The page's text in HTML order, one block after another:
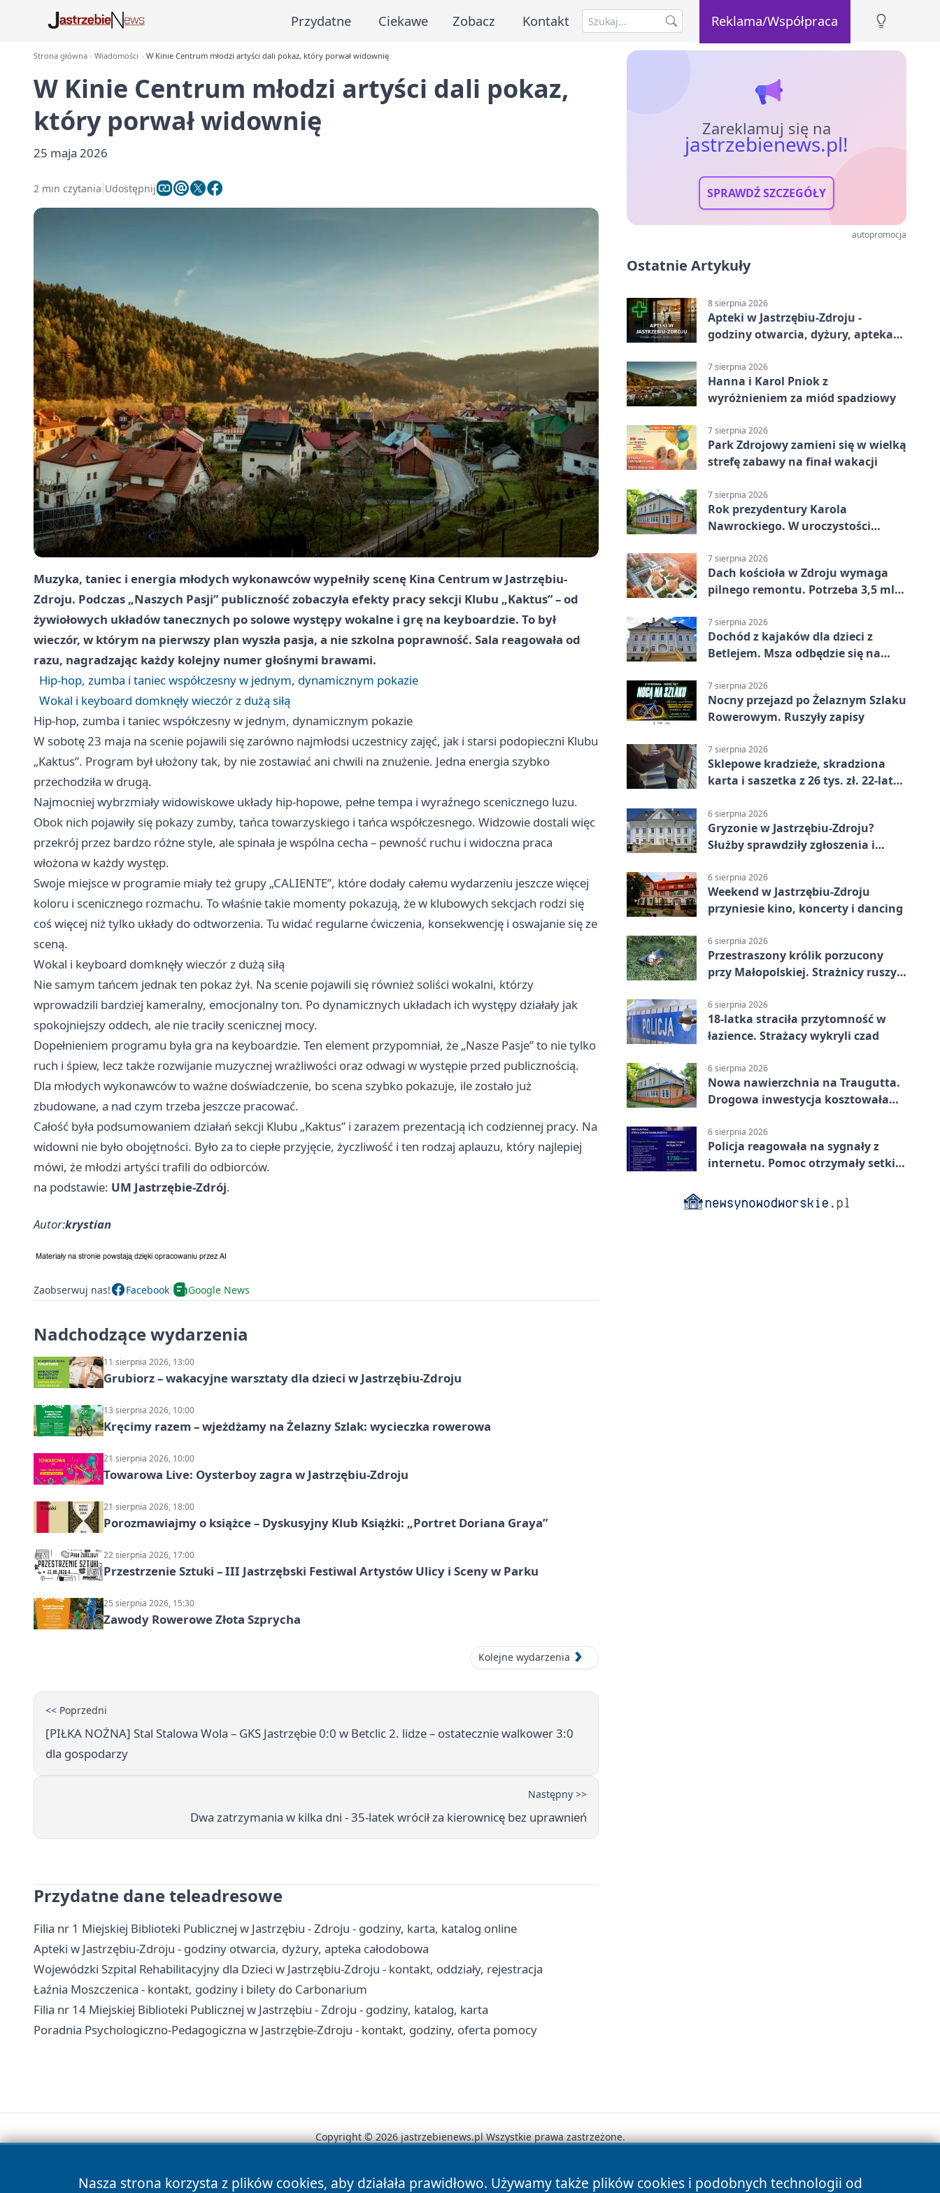
Przydatne Ciekawe Zobacz Kontakt Reklama/Współpraca
Strona główna Wiadomości W Kinie Centrum młodzi artyści dali pokaz, który porwał widownię
W Kinie Centrum młodzi artyści dali pokaz,
który porwał widownię
25 maja 2026
2 min czytania Udostępnij
Muzyka, taniec i energia młodych wykonawców wypełniły scenę Kina Centrum w Jastrzębiu-
Zdroju. Podczas „Naszych Pasji” publiczność zobaczyła efekty pracy sekcji Klubu „Kaktus” – od
żywiołowych układów tanecznych po solowe występy wokalne i grę na keyboardzie. To był
wieczór, w którym na pierwszy plan wyszła pasja, a nie szkolna poprawność. Sala reagowała od
razu, nagradzając każdy kolejny numer głośnymi brawami.
Hip-hop, zumba i taniec współczesny w jednym, dynamicznym pokazie
Wokal i keyboard domknęły wieczór z dużą siłą
Hip-hop, zumba i taniec współczesny w jednym, dynamicznym pokazie
W sobotę 23 maja na scenie pojawili się zarówno najmłodsi uczestnicy zajęć, jak i starsi podopieczni Klubu
„Kaktus”. Program był ułożony tak, by nie zostawiać ani chwili na znużenie. Jedna energia szybko
przechodziła w drugą.
Najmocniej wybrzmiały widowiskowe układy hip-hopowe, pełne tempa i wyraźnego scenicznego luzu.
Obok nich pojawiły się pokazy zumby, tańca towarzyskiego i tańca współczesnego. Widzowie dostali więc
przekrój przez bardzo różne style, ale spinała je wspólna cecha – pewność ruchu i widoczna praca
włożona w każdy występ.
Swoje miejsce w programie miały też grupy „CALIENTE”, które dodały całemu wydarzeniu jeszcze więcej
koloru i scenicznego rozmachu. To właśnie takie momenty pokazują, że w klubowych sekcjach rodzi się
coś więcej niż tylko układy do odtworzenia. Tu widać regularne ćwiczenia, konsekwencję i oswajanie się ze
sceną.
Wokal i keyboard domknęły wieczór z dużą siłą
Nie samym tańcem jednak ten pokaz żył. Na scenie pojawili się również soliści wokalni, którzy
wprowadzili bardziej kameralny, emocjonalny ton. Po dynamicznych układach ich występy działały jak
spokojniejszy oddech, ale nie traciły scenicznej mocy.
Dopełnieniem programu była gra na keyboardzie. Ten element przypomniał, że „Nasze Pasje” to nie tylko
ruch i śpiew, lecz także rozwijanie muzycznej wrażliwości oraz odwagi w występie przed publicznością.
Dla młodych wykonawców to ważne doświadczenie, bo scena szybko pokazuje, ile zostało już
zbudowane, a nad czym trzeba jeszcze pracować.
Całość była podsumowaniem działań sekcji Klubu „Kaktus” i zarazem prezentacją ich codziennej pracy. Na
widowni nie było obojętności. Było za to ciepłe przyjęcie, życzliwość i ten rodzaj aplauzu, który najlepiej
mówi, że młodzi artyści trafili do odbiorców.
na podstawie: UM Jastrzębie-Zdrój.
Autor:krystian
Zaobserwuj nas! Facebook Google News
Nadchodzące wydarzenia
11 sierpnia 2026, 13:00
Grubiorz – wakacyjne warsztaty dla dzieci w Jastrzębiu-Zdroju
13 sierpnia 2026, 10:00
Kręcimy razem – wjeżdżamy na Żelazny Szlak: wycieczka rowerowa
21 sierpnia 2026, 10:00
Towarowa Live: Oysterboy zagra w Jastrzębiu-Zdroju
21 sierpnia 2026, 18:00
Porozmawiajmy o książce – Dyskusyjny Klub Książki: „Portret Doriana Graya”
22 sierpnia 2026, 17:00
Przestrzenie Sztuki – III Jastrzębski Festiwal Artystów Ulicy i Sceny w Parku
25 sierpnia 2026, 15:30
Zawody Rowerowe Złota Szprycha
Kolejne wydarzenia
<< Poprzedni
[PIŁKA NOŻNA] Stal Stalowa Wola – GKS Jastrzębie 0:0 w Betclic 2. lidze – ostatecznie walkower 3:0
dla gospodarzy
Następny >>
Dwa zatrzymania w kilka dni - 35-latek wrócił za kierownicę bez uprawnień
Przydatne dane teleadresowe
Filia nr 1 Miejskiej Biblioteki Publicznej w Jastrzębiu - Zdroju - godziny, karta, katalog online
Apteki w Jastrzębiu-Zdroju - godziny otwarcia, dyżury, apteka całodobowa
Wojewódzki Szpital Rehabilitacyjny dla Dzieci w Jastrzębiu-Zdroju - kontakt, oddziały, rejestracja
Łaźnia Moszczenica - kontakt, godziny i bilety do Carbonarium
Filia nr 14 Miejskiej Biblioteki Publicznej w Jastrzębiu - Zdroju - godziny, katalog, karta
Poradnia Psychologiczno-Pedagogiczna w Jastrzębie-Zdroju - kontakt, godziny, oferta pomocy
Zareklamuj się na
jastrzebienews.pl!
SPRAWDŹ SZCZEGÓŁY
autopromocja
Ostatnie Artykuły
8 sierpnia 2026
Apteki w Jastrzębiu-Zdroju -
godziny otwarcia, dyżury, apteka
7 sierpnia 2026
Hanna i Karol Pniok z
wyróżnieniem za miód spadziowy
7 sierpnia 2026
Park Zdrojowy zamieni się w wielką
strefę zabawy na finał wakacji
7 sierpnia 2026
Rok prezydentury Karola
Nawrockiego. W uroczystości
7 sierpnia 2026
Dach kościoła w Zdroju wymaga
pilnego remontu. Potrzeba 3,5 mln
7 sierpnia 2026
Dochód z kajaków dla dzieci z
Betlejem. Msza odbędzie się na
7 sierpnia 2026
Nocny przejazd po Żelaznym Szlaku
Rowerowym. Ruszyły zapisy
7 sierpnia 2026
Sklepowe kradzieże, skradziona
karta i saszetka z 26 tys. zł. 22-latek
6 sierpnia 2026
Gryzonie w Jastrzębiu-Zdroju?
Służby sprawdziły zgłoszenia i
6 sierpnia 2026
Weekend w Jastrzębiu-Zdroju
przyniesie kino, koncerty i dancing
6 sierpnia 2026
Przestraszony królik porzucony
przy Małopolskiej. Strażnicy ruszyli
6 sierpnia 2026
18-latka straciła przytomność w
łazience. Strażacy wykryli czad
6 sierpnia 2026
Nowa nawierzchnia na Traugutta.
Drogowa inwestycja kosztowała
6 sierpnia 2026
Policja reagowała na sygnały z
internetu. Pomoc otrzymały setki
Nasza strona korzysta z plików cookies, aby działała prawidłowo. Używamy także plików cookies i podobnych technologii od
Copyright © 2026 jastrzebienews.pl Wszystkie prawa zastrzeżone.
News Autorzy Polityka Prywatności Polityka Cookies